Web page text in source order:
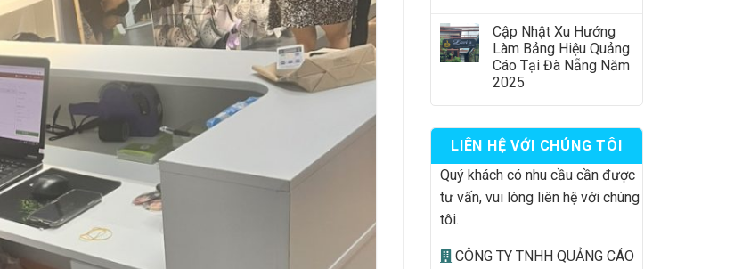
Cập Nhật Xu Hướng
Làm Bảng Hiệu Quảng
Cáo Tại Đà Nẵng Năm
2025
LIÊN HỆ VỚI CHÚNG TÔI
Quý khách có nhu cầu cần được
tư vấn, vui lòng liên hệ với chúng
tôi.
CÔNG TY TNHH QUẢNG CÁO